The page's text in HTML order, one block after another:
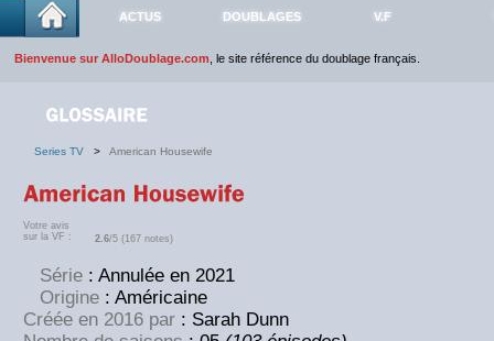
ACTUS DOUBLAGES V.F
Bienvenue sur AlloDoublage.com , le site référence du doublage français.
Series TV > American Housewife
Votre avis
sur la VF :
2.6/5 (167 notes)
Série : Annulée en 2021
Origine : Américaine
Créée en 2016 par : Sarah Dunn